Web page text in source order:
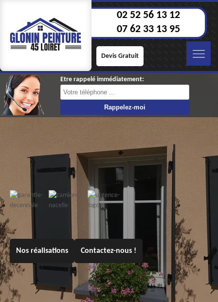
02 52 56 13 12
07 62 33 13 95
Devis Gratuit
Etre rappelé immédiatement:
Nos réalisations Contactez-nous !